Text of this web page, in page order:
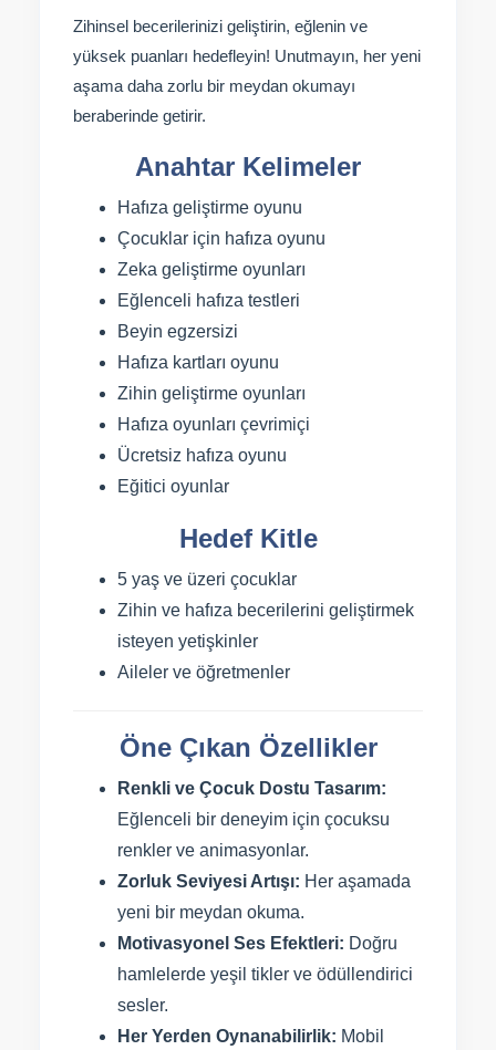
Zihinsel becerilerinizi geliştirin, eğlenin ve
yüksek puanları hedefleyin! Unutmayın, her yeni
aşama daha zorlu bir meydan okumayı
beraberinde getirir.
Anahtar Kelimeler
Hafıza geliştirme oyunu
Çocuklar için hafıza oyunu
Zeka geliştirme oyunları
Eğlenceli hafıza testleri
Beyin egzersizi
Hafıza kartları oyunu
Zihin geliştirme oyunları
Hafıza oyunları çevrimiçi
Ücretsiz hafıza oyunu
Eğitici oyunlar
Hedef Kitle
5 yaş ve üzeri çocuklar
Zihin ve hafıza becerilerini geliştirmek
isteyen yetişkinler
Aileler ve öğretmenler
Öne Çıkan Özellikler
Renkli ve Çocuk Dostu Tasarım:
Eğlenceli bir deneyim için çocuksu
renkler ve animasyonlar.
Zorluk Seviyesi Artışı: Her aşamada
yeni bir meydan okuma.
Motivasyonel Ses Efektleri: Doğru
hamlelerde yeşil tikler ve ödüllendirici
sesler.
Her Yerden Oynanabilirlik: Mobil